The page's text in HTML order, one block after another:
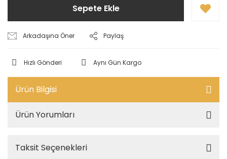
Sepete Ekle
Arkadaşına Öner Paylaş
Hızlı Gönderi Aynı Gün Kargo
Ürün Bilgisi
Ürün Yorumları
Taksit Seçenekleri